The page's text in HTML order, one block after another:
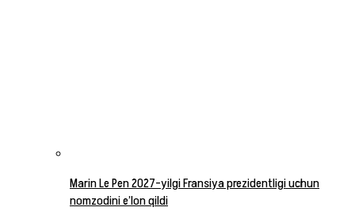
Marin Le Pen 2027-yilgi Fransiya prezidentligi uchun
nomzodini e’lon qildi